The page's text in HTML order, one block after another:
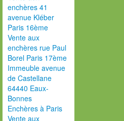
enchères 41
avenue Kléber
Paris 16ème
Vente aux
enchères rue Paul
Borel Paris 17ème
Immeuble avenue
de Castellane
64440 Eaux-
Bonnes
Enchères à Paris
Vente aux